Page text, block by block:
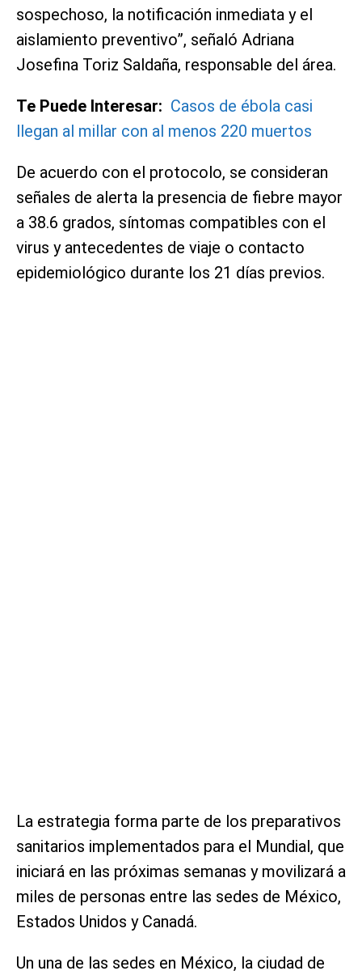
sospechoso, la notificación inmediata y el
aislamiento preventivo”, señaló Adriana
Josefina Toriz Saldaña, responsable del área.
Te Puede Interesar: Casos de ébola casi
llegan al millar con al menos 220 muertos
De acuerdo con el protocolo, se consideran
señales de alerta la presencia de fiebre mayor
a 38.6 grados, síntomas compatibles con el
virus y antecedentes de viaje o contacto
epidemiológico durante los 21 días previos.
La estrategia forma parte de los preparativos
sanitarios implementados para el Mundial, que
iniciará en las próximas semanas y movilizará a
miles de personas entre las sedes de México,
Estados Unidos y Canadá.
Un una de las sedes en México, la ciudad de